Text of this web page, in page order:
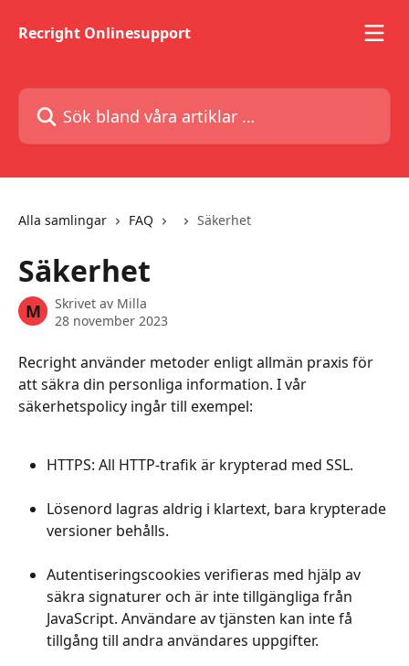
Recright Onlinesupport
Sök bland våra artiklar …
Alla samlingar FAQ Säkerhet
Säkerhet
M Skrivet av Milla
28 november 2023
Recright använder metoder enligt allmän praxis för
att säkra din personliga information. I vår
säkerhetspolicy ingår till exempel:
HTTPS: All HTTP-trafik är krypterad med SSL.
Lösenord lagras aldrig i klartext, bara krypterade
versioner behålls.
Autentiseringscookies verifieras med hjälp av
säkra signaturer och är inte tillgängliga från
JavaScript. Användare av tjänsten kan inte få
tillgång till andra användares uppgifter.